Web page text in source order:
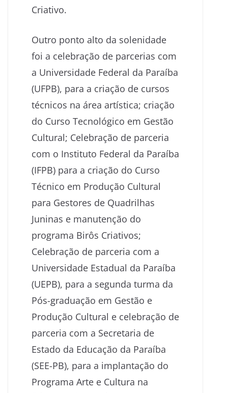
Criativo.
Outro ponto alto da solenidade
foi a celebração de parcerias com
a Universidade Federal da Paraíba
(UFPB), para a criação de cursos
técnicos na área artística; criação
do Curso Tecnológico em Gestão
Cultural; Celebração de parceria
com o Instituto Federal da Paraíba
(IFPB) para a criação do Curso
Técnico em Produção Cultural
para Gestores de Quadrilhas
Juninas e manutenção do
programa Birôs Criativos;
Celebração de parceria com a
Universidade Estadual da Paraíba
(UEPB), para a segunda turma da
Pós-graduação em Gestão e
Produção Cultural e celebração de
parceria com a Secretaria de
Estado da Educação da Paraíba
(SEE-PB), para a implantação do
Programa Arte e Cultura na